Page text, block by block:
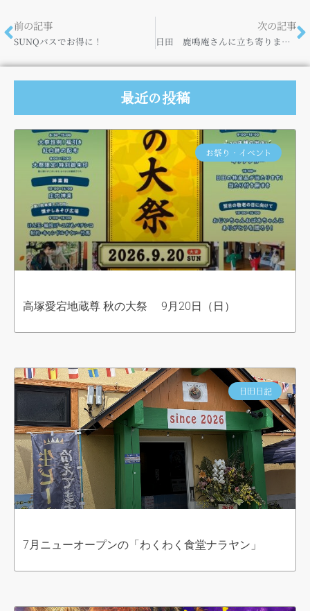
前の記事
SUNQパスでお得に！
次の記事
日田 鹿鳴庵さんに立ち寄りました♪
最近の投稿
お祭り・イベント
高塚愛宕地蔵尊 秋の大祭 9月20日（日）
日田日記
7月ニューオープンの「わくわく食堂ナラヤン」